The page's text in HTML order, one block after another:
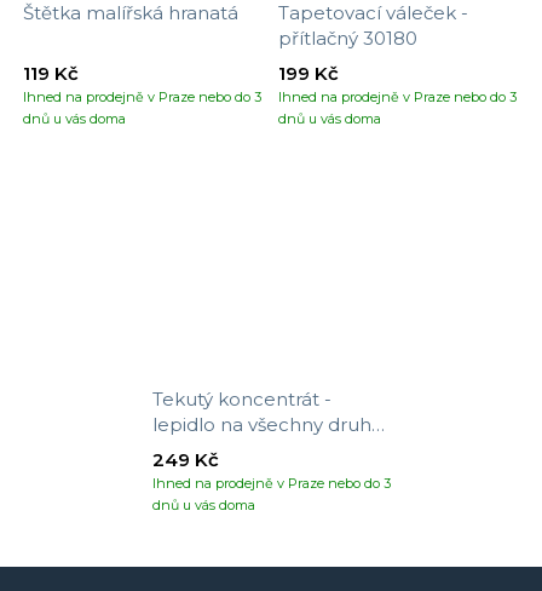
Štětka malířská hranatá
Ihned na prodejně v Praze nebo do 3
dnů u vás doma
119 Kč
Tapetovací váleček -
přítlačný 30180
Ihned na prodejně v Praze nebo do 3
dnů u vás doma
199 Kč
Tekutý koncentrát -
lepidlo na všechny druhy
tapet
Ihned na prodejně v Praze nebo do 3
dnů u vás doma
249 Kč